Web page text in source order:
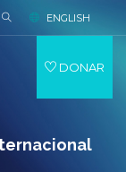
ENGLISH
DONAR